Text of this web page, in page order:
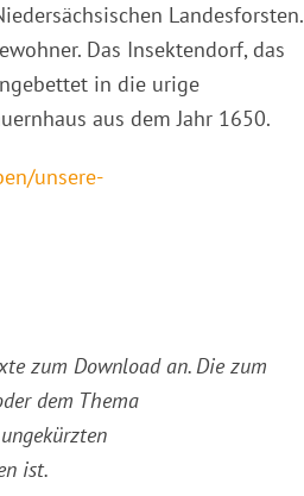
Landesforsten.
Das Insektendorf, das
in die urige
aus dem Jahr 1650.
unsere-
zum Download an. Die zum
dem Thema
ist.